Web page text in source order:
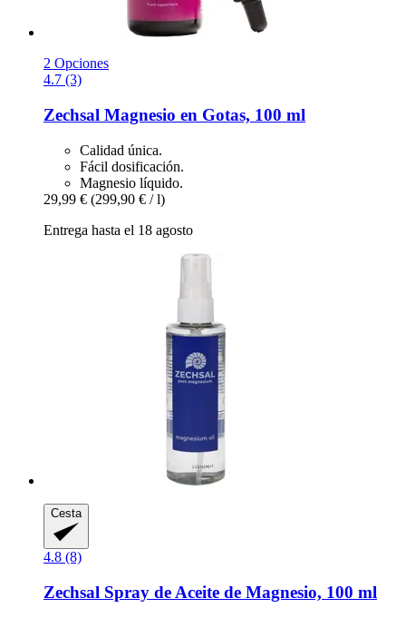
2 Opciones
4.7 (3)
Zechsal Magnesio en Gotas, 100 ml
Calidad única.
Fácil dosificación.
Magnesio líquido.
29,99 € (299,90 € / l)
Entrega hasta el 18 agosto
Cesta
4.8 (8)
Zechsal Spray de Aceite de Magnesio, 100 ml